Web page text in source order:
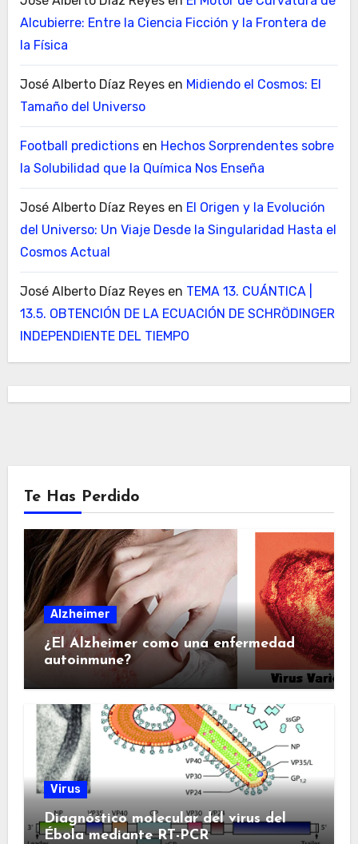
Alcubierre: Entre la Ciencia Ficción y la Frontera de
la Física
José Alberto Díaz Reyesen Midiendo el Cosmos: El
Tamaño del Universo
Football predictionsen Hechos Sorprendentes sobre
la Solubilidad que la Química Nos Enseña
José Alberto Díaz Reyesen El Origen y la Evolución
del Universo: Un Viaje Desde la Singularidad Hasta el
Cosmos Actual
José Alberto Díaz Reyesen TEMA 13. CUÁNTICA |
13.5. OBTENCIÓN DE LA ECUACIÓN DE SCHRÖDINGER
INDEPENDIENTE DEL TIEMPO
Te Has Perdido
Alzheimer
¿El Alzheimer como una enfermedad
autoinmune?
Virus
Diagnóstico molecular del virus del
Ébola mediante RT-PCR